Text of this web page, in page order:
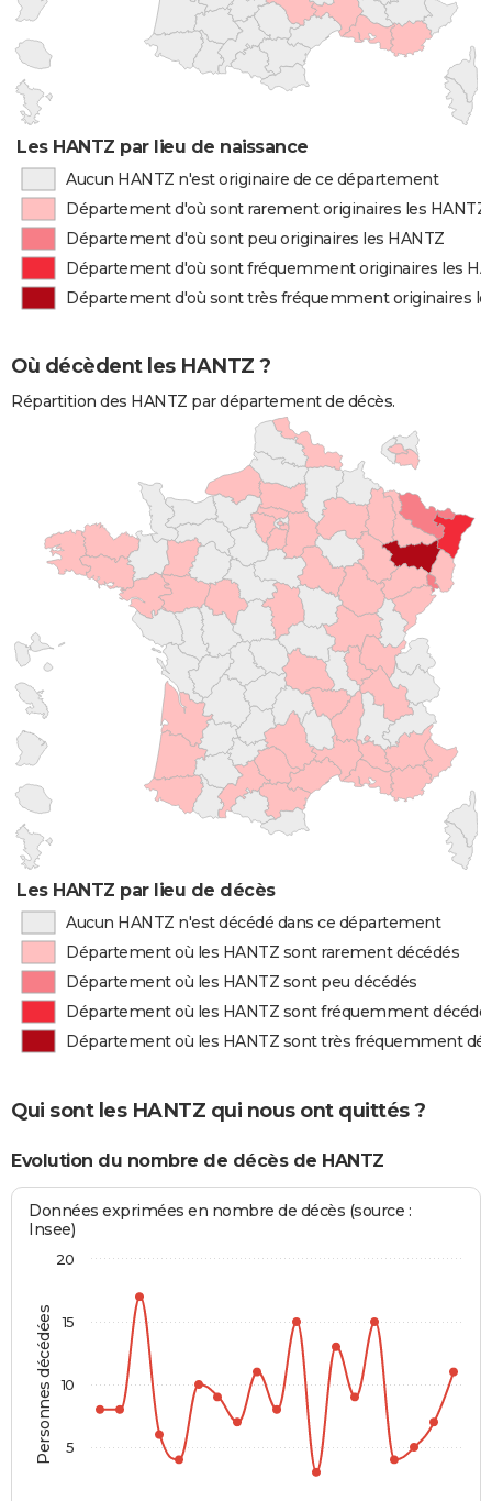
Les HANTZ par lieu de naissance
Aucun HANTZ n'est originaire de ce département
Département d'où sont rarement originaires les HANTZ
Département d'où sont peu originaires les HANTZ
Département d'où sont fréquemment originaires les
Département d'où sont très fréquemment originaires
Où décèdent les HANTZ ?
Répartition des HANTZ par département de décès.
Les HANTZ par lieu de décès
Aucun HANTZ n'est décédé dans ce département
Département où les HANTZ sont rarement décédés
Département où les HANTZ sont peu décédés
Département où les HANTZ sont fréquemment
Département où les HANTZ sont très fréquemment
Qui sont les HANTZ qui nous ont quittés ?
Evolution du nombre de décès de HANTZ
Personnes décédées
Données exprimées en nombre de décès (source :
Insee)
5
10
15
20